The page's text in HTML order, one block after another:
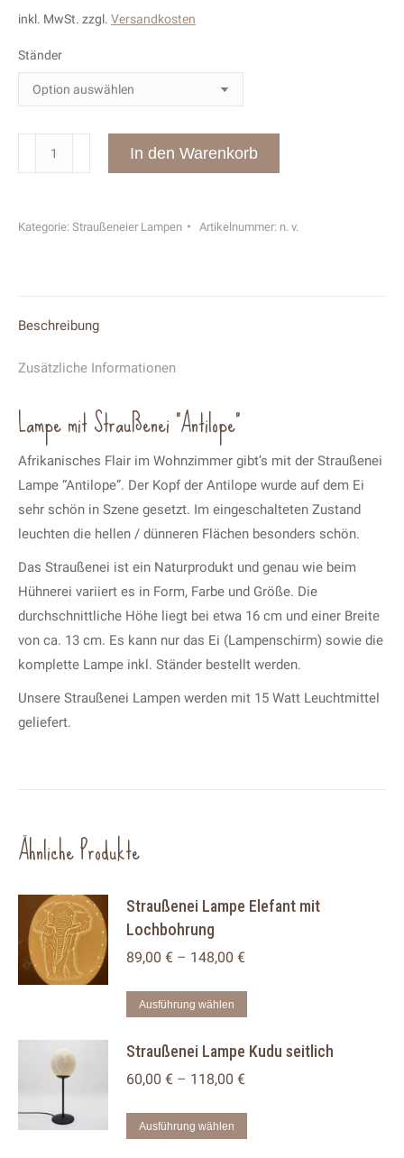
inkl. MwSt. zzgl. Versandkosten
Ständer
In den Warenkorb
Kategorie: Straußeneier Lampen Artikelnummer: n. v.
Beschreibung
Zusätzliche Informationen
Lampe mit Straußenei “Antilope”
Afrikanisches Flair im Wohnzimmer gibt’s mit der Straußenei
Lampe “Antilope”. Der Kopf der Antilope wurde auf dem Ei
sehr schön in Szene gesetzt. Im eingeschalteten Zustand
leuchten die hellen / dünneren Flächen besonders schön.
Das Straußenei ist ein Naturprodukt und genau wie beim
Hühnerei variiert es in Form, Farbe und Größe. Die
durchschnittliche Höhe liegt bei etwa 16 cm und einer Breite
von ca. 13 cm. Es kann nur das Ei (Lampenschirm) sowie die
komplette Lampe inkl. Ständer bestellt werden.
Unsere Straußenei Lampen werden mit 15 Watt Leuchtmittel
geliefert.
Ähnliche Produkte
Straußenei Lampe Elefant mit
Lochbohrung
89,00 € – 148,00 €
Ausführung wählen
weist
Straußenei Lampe Kudu seitlich
60,00 € – 118,00 €
Ausführung wählen